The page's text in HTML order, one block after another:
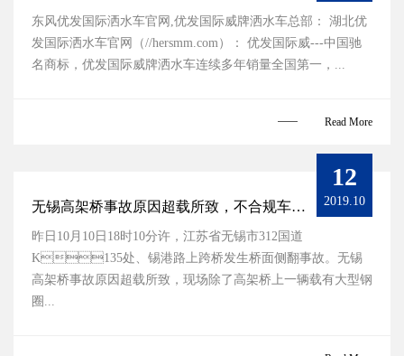
东风优发国际洒水车官网,优发国际威牌洒水车总部： 湖北优
发国际洒水车官网（//hersmm.com）： 优发国际威---中国驰
名商标，优发国际威牌洒水车连续多年销量全国第一，...
Read More
无锡高架桥事故原因超载所致，不合规车型即将
昨日10月10日18时10分许，江苏省无锡市312国道
K135处、锡港路上跨桥发生桥面侧翻事故。无锡
高架桥事故原因超载所致，现场除了高架桥上一辆载有大型钢
圈...
12
2019.10